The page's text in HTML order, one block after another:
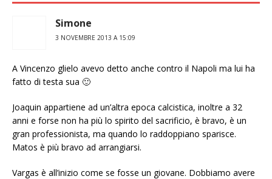
Simone
3 NOVEMBRE 2013 A 15:09
A Vincenzo glielo avevo detto anche contro il Napoli ma lui ha
fatto di testa sua 🙂
Joaquin appartiene ad un’altra epoca calcistica, inoltre a 32
anni e forse non ha più lo spirito del sacrificio, è bravo, è un
gran professionista, ma quando lo raddoppiano sparisce.
Matos è più bravo ad arrangiarsi.
Vargas è all’inizio come se fosse un giovane. Dobbiamo avere